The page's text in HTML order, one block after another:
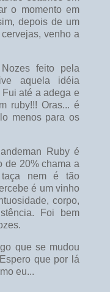
o momento em
depois de um
venho a
feito pela
aquela idéia
até a adega e
ruby!!! Oras... é
menos para os
Ruby é
de 20% chama a
nem é tão
é um vinho
corpo,
Foi bem
que se mudou
que por lá
eu...